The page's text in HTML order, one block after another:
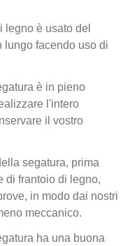
2.1*1.1*1.3
legno è usato del
lungo facendo uso di
è in pieno
l'intero
il vostro
segatura, prima
di frantoio di legno,
in modo dai nostri
meccanico.
ha una buona